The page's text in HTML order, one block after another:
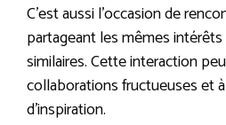
C’est aussi l’occasion de
partageant les mêmes
similaires. Cette interaction
collaborations fructueuses et
d’inspiration.